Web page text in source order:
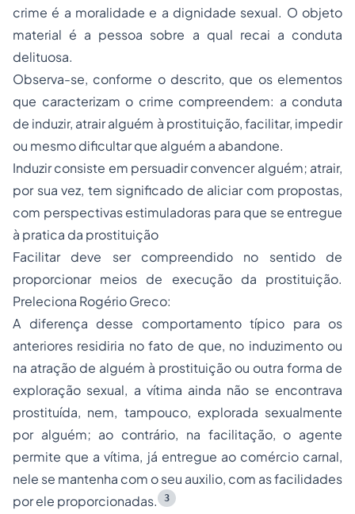
crime é a moralidade e a dignidade sexual. O objeto
material é a pessoa sobre a qual recai a conduta
delituosa.
Observa-se, conforme o descrito, que os elementos
que caracterizam o crime compreendem: a conduta
de induzir, atrair alguém à prostituição, facilitar, impedir
ou mesmo dificultar que alguém a abandone.
Induzir consiste em persuadir convencer alguém; atrair,
por sua vez, tem significado de aliciar com propostas,
com perspectivas estimuladoras para que se entregue
à pratica da prostituição
Facilitar deve ser compreendido no sentido de
proporcionar meios de execução da prostituição.
Preleciona Rogério Greco:
A diferença desse comportamento típico para os
anteriores residiria no fato de que, no induzimento ou
na atração de alguém à prostituição ou outra forma de
exploração sexual, a vítima ainda não se encontrava
prostituída, nem, tampouco, explorada sexualmente
por alguém; ao contrário, na facilitação, o agente
permite que a vítima, já entregue ao comércio carnal,
nele se mantenha com o seu auxilio, com as facilidades
por ele proporcionadas.
3